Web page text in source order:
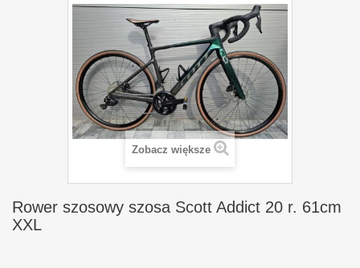
Zobacz większe
Rower szosowy szosa Scott Addict 20 r. 61cm
XXL